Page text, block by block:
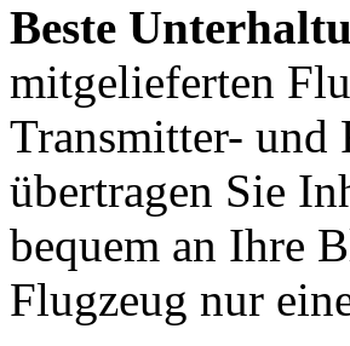
Beste
mitgelieferten
Transmitter- und
übertragen Sie
bequem an Ihre
Flugzeug nur